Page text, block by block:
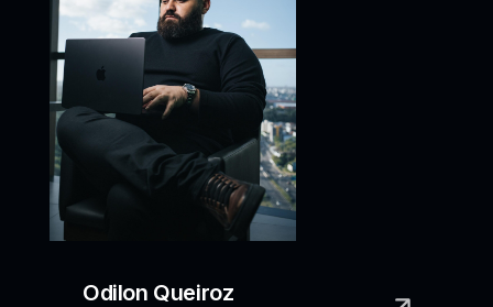
Odilon Queiroz